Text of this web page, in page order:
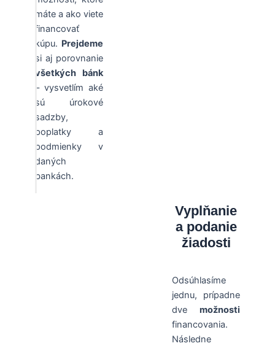
máte a ako viete
financovať
kúpu. Prejdeme
si aj porovnanie
všetkých bánk
– vysvetlím aké
sú úrokové
sadzby,
poplatky a
podmienky v
daných
bankách.
Vyplňanie
a podanie
žiadosti
Odsúhlasíme
jednu, prípadne
dvemožnosti
financovania.
Následne